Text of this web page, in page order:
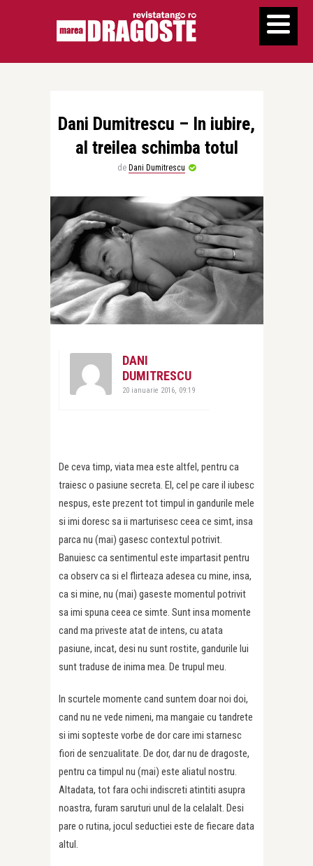
Dani Dumitrescu – In iubire,
al treilea schimba totul
de Dani Dumitrescu
DANI
DUMITRESCU
20 ianuarie 2016, 09:19
De ceva timp, viata mea este altfel, pentru ca
traiesc o pasiune secreta. El, cel pe care il iubesc
nespus, este prezent tot timpul in gandurile mele
si imi doresc sa ii marturisesc ceea ce simt, insa
parca nu (mai) gasesc contextul potrivit.
Banuiesc ca sentimentul este impartasit pentru
ca observ ca si el flirteaza adesea cu mine, insa,
ca si mine, nu (mai) gaseste momentul potrivit
sa imi spuna ceea ce simte. Sunt insa momente
cand ma priveste atat de intens, cu atata
pasiune, incat, desi nu sunt rostite, gandurile lui
sunt traduse de inima mea. De trupul meu.
In scurtele momente cand suntem doar noi doi,
cand nu ne vede nimeni, ma mangaie cu tandrete
si imi sopteste vorbe de dor care imi starnesc
fiori de senzualitate. De dor, dar nu de dragoste,
pentru ca timpul nu (mai) este aliatul nostru.
Altadata, tot fara ochi indiscreti atintiti asupra
noastra, furam saruturi unul de la celalalt. Desi
pare o rutina, jocul seductiei este de fiecare data
altul.